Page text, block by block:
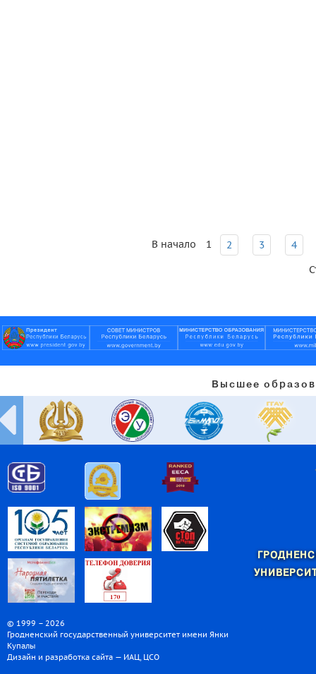
В начало 1 2 3
4
Высшее
© 1999 – 2026
Гродненский государственный университет имени Янки
Купалы
Дизайн и разработка сайта — ИАЦ, ЦСО